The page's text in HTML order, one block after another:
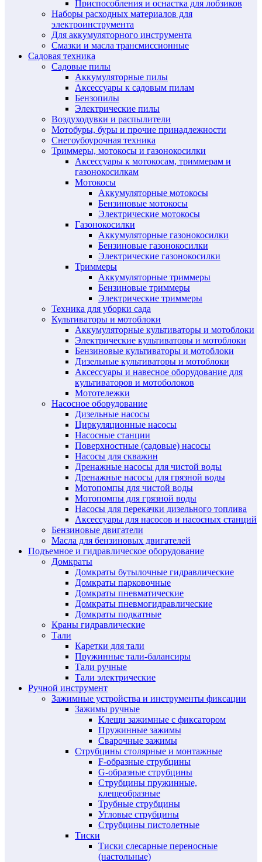
Приспособления и оснастка для лобзиков
Наборы расходных материалов для
электроинструмента
Для аккумуляторного инструмента
Смазки и масла трансмиссионные
Садовая техника
Садовые пилы
Аккумуляторные пилы
Аксессуары к садовым пилам
Бензопилы
Электрические пилы
Воздуходувки и распылители
Мотобуры, буры и прочие принадлежности
Снегоубоурочная техника
Триммеры, мотокосы и газонокосилки
Аксессуары к мотокосам, триммерам и
газонокосилкам
Мотокосы
Аккумуляторные мотокосы
Бензиновые мотокосы
Электрические мотокосы
Газонокосилки
Аккумуляторные газонокосилки
Бензиновые газонокосилки
Электрические газонокосилки
Триммеры
Аккумуляторные триммеры
Бензиновые триммеры
Электрические триммеры
Техника для уборки сада
Культиваторы и мотоблоки
Аккумуляторные культиваторы и мотоблоки
Электрические культиваторы и мотоблоки
Бензиновые культиваторы и мотоблоки
Дизельные культиваторы и мотоблоки
Аксессуары и навесное оборудование для
культиваторов и мотоболоков
Мототележки
Насосное оборудование
Дизельные насосы
Циркуляционные насосы
Насосные станции
Поверхностные (садовые) насосы
Насосы для скважин
Дренажные насосы для чистой воды
Дренажные насосы для грязной воды
Мотопомпы для чистой воды
Мотопомпы для грязной воды
Насосы для перекачки дизельного топлива
Аксессуары для насосов и насосных станций
Бензиновые двигатели
Масла для бензиновых двигателей
Подъемное и гидравлическое оборудование
Домкраты
Домкраты бутылочные гидравлические
Домкраты парковочные
Домкраты пневматические
Домкраты пневмогидравлические
Домкраты подкатные
Краны гидравлические
Тали
Каретки для тали
Пружинные тали-балансиры
Тали ручные
Тали электрические
Ручной инструмент
Зажимные устройства и инструменты фиксации
Зажимы ручные
Клещи зажимные с фиксатором
Пружинные зажимы
Сварочные зажимы
Струбцины столярные и монтажные
F-образные струбцины
G-образные струбцины
Струбцины пружинные,
клещеобразные
Трубные струбцины
Угловые струбцины
Струбцины пистолетные
Тиски
Тиски слесарные переносные
(настольные)